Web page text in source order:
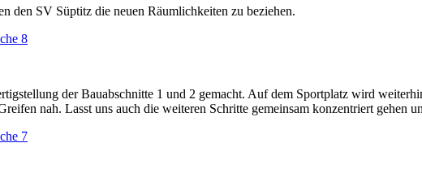
den SV Süptitz die neuen Räumlichkeiten zu beziehen.
8
der Bauabschnitte 1 und 2 gemacht. Auf dem Sportplatz wird
nah. Lasst uns auch die weiteren Schritte gemeinsam konzentriert gehen
7